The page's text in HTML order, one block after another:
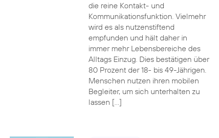
die reine Kontakt- und
Kommunikationsfunktion. Vielmehr
wird es als nutzenstiftend
empfunden und hält daher in
immer mehr Lebensbereiche des
Alltags Einzug. Dies bestätigen über
80 Prozent der 18- bis 49-Jährigen.
Menschen nutzen ihren mobilen
Begleiter, um sich unterhalten zu
lassen […]